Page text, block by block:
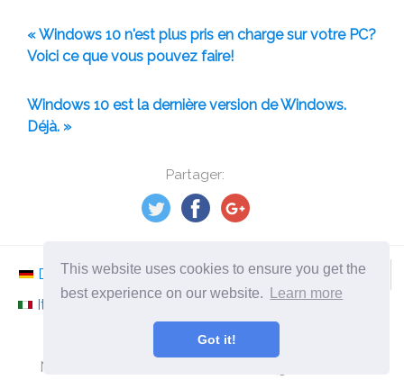
This website uses cookies to ensure you get the
best experience on our website.
Learn more
Got it!
Partager:
« Windows 10 n'est plus pris en charge sur votre PC?
Voici ce que vous pouvez faire!
Windows 10 est la dernière version de Windows.
Déjà. »
Deutsch Nederlands Svenska
Norsk
Italiano
Español Românesc
fr.ephesossoftware.com
Nouvelles du monde de la technologie moderne!